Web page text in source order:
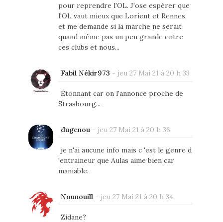
pour reprendre l'OL. J'ose espérer que
l'OL vaut mieux que Lorient et Rennes,
et me demande si la marche ne serait
quand même pas un peu grande entre
ces clubs et nous...
Fabil Nékir973 - jeu 27 Mai 21 à 20 h 33
Étonnant car on l'annonce proche de
Strasbourg...
dugenou - jeu 27 Mai 21 à 20 h 36
je n'ai aucune info mais c 'est le genre d
'entraineur que Aulas aime bien car
maniable.
Nounouill - jeu 27 Mai 21 à 20 h 34
Zidane?